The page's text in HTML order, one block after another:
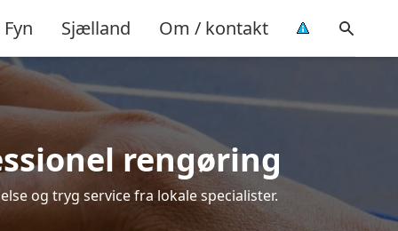
Fyn Sjælland Om / kontakt
rengøring
og tryg service fra lokale specialister.